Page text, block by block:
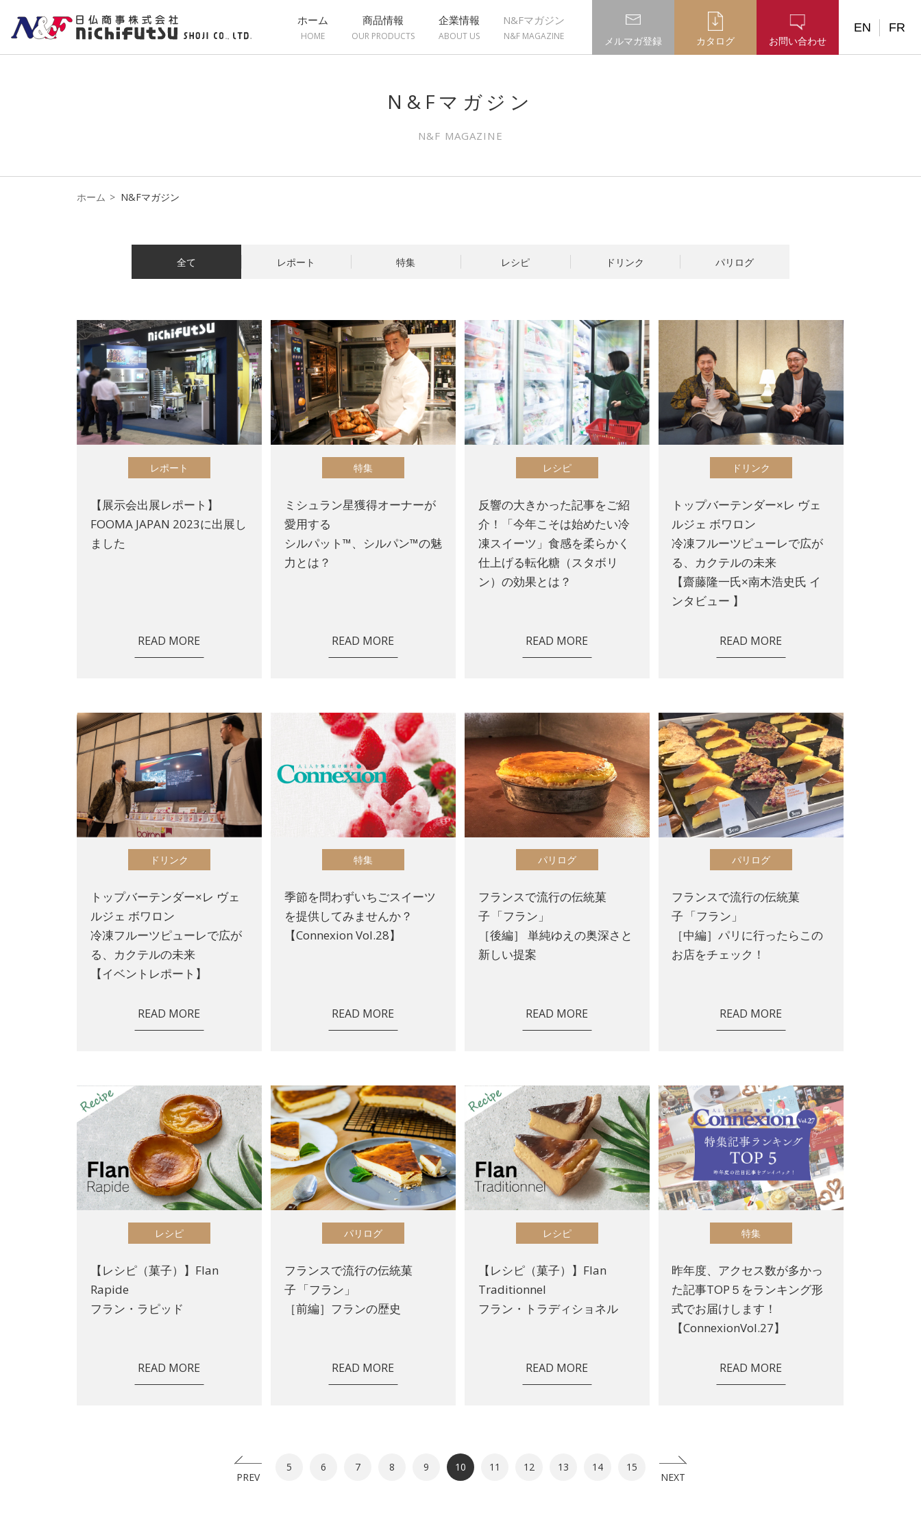
ホーム
HOME
商品情報
OUR PRODUCTS
企業情報
ABOUT US
N&Fマガジン
N&F MAGAZINE メルマガ登録 カタログ お問い合わせ
EN FR
N&Fマガジン
N&F MAGAZINE
ホーム N&Fマガジン
全て レポート 特集 レシピ ドリンク パリログ
レポート
【展示会出展レポート】
FOOMA JAPAN 2023に出展し
ました
READ MORE
特集
ミシュラン星獲得オーナーが
愛用する
シルパット™、シルパン™の魅
力とは？
READ MORE
レシピ
反響の大きかった記事をご紹
介！「今年こそは始めたい冷
凍スイーツ」食感を柔らかく
仕上げる転化糖（スタボリ
ン）の効果とは？
READ MORE
ドリンク
トップバーテンダー×レ ヴェ
ルジェ ボワロン
冷凍フルーツピューレで広が
る、カクテルの未来
【齋藤隆一氏×南木浩史氏 イ
ンタビュー 】
READ MORE
ドリンク
トップバーテンダー×レ ヴェ
ルジェ ボワロン
冷凍フルーツピューレで広が
る、カクテルの未来
【イベントレポート】
READ MORE
特集
季節を問わずいちごスイーツ
を提供してみませんか？
【Connexion Vol.28】
READ MORE
パリログ
フランスで流行の伝統菓
子 「フラン」
［後編］ 単純ゆえの奥深さと
新しい提案
READ MORE
パリログ
フランスで流行の伝統菓
子 「フラン」
［中編］パリに行ったらこの
お店をチェック！
READ MORE
レシピ
【レシピ（菓子）】Flan
Rapide
フラン・ラピッド
READ MORE
パリログ
フランスで流行の伝統菓
子 「フラン」
［前編］フランの歴史
READ MORE
レシピ
【レシピ（菓子）】Flan
Traditionnel
フラン・トラディショネル
READ MORE
特集
昨年度、アクセス数が多かっ
た記事TOP５をランキング形
式でお届けします！
【ConnexionVol.27】
READ MORE
PREV
5 6 7 8 9 10 11 12 13 14 15
NEXT